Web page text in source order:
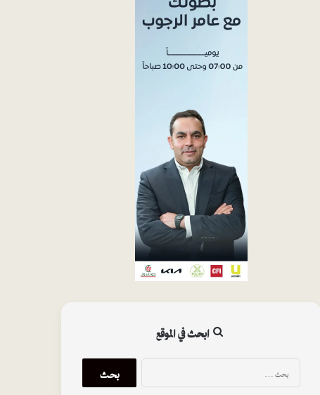
ابحث في الموقع